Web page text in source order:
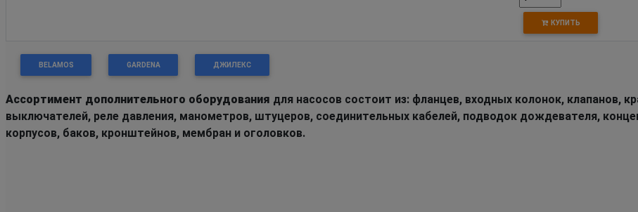
КУПИТЬ
BELAMOS GARDENA ДЖИЛЕКС
Ассортимент дополнительного оборудования для насосов состоит из: фланцев, входных колонок, клапанов,
выключателей, реле давления, манометров, штуцеров, соединительных кабелей, подводок дождевателя,
корпусов, баков, кронштейнов, мембран и оголовков.